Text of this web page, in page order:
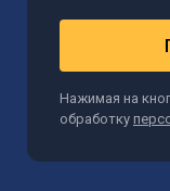
Нажимая на
обработку